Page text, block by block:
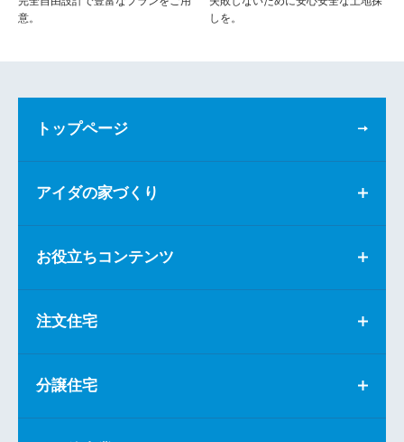
意。
しを。
トップページ
アイダの家づくり
お役立ちコンテンツ
注文住宅
分譲住宅